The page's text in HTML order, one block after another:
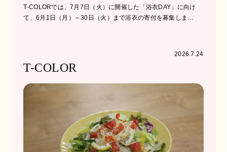
T-COLORでは、7月7日（火）に開催した「浴衣DAY」に向け
て、6月1日（月）～30日（火）まで浴衣の寄付を募集しま…
2026.7.24
T-COLOR